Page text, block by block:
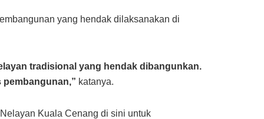
yang hendak dilaksanakan di
tradisional yang hendak dibangunkan.
katanya.
Kuala Cenang di sini untuk